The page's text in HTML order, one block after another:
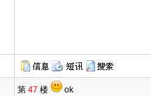
第 47 楼 ok